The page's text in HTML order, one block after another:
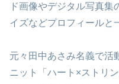
ド画像やデジタル写真
イズなどプロフィールと
元々田中あさみ名義で活
ニット「ハート×ストリ